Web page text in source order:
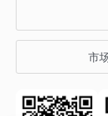
增长博客
开发者文档
增长大会
行业活动
市